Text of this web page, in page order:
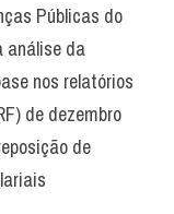
Públicas do
análise da
nos relatórios
de dezembro
de